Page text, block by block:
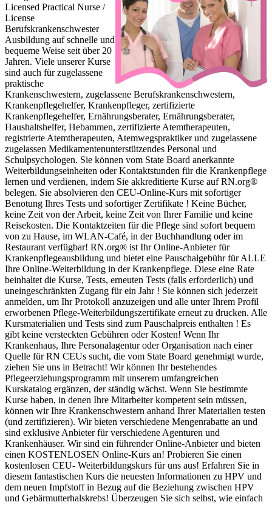
Licensed Practical Nurse /
License
Berufskrankenschwester
Ausbildung auf schnelle und
bequeme Weise seit über 20
Jahren. Viele unserer Kurse
sind auch für zugelassene
praktische
Krankenschwestern, zugelassene Berufskrankenschwestern,
Krankenpflegehelfer, Krankenpfleger, zertifizierte
Krankenpflegehelfer, Ernährungsberater, Ernährungsberater,
Haushaltshelfer, Hebammen, zertifizierte Atemtherapeuten,
registrierte Atemtherapeuten, Atemwegspraktiker und zugelassene
zugelassen Medikamentenunterstützendes Personal und
Schulpsychologen. Sie können vom State Board anerkannte
Weiterbildungseinheiten oder Kontaktstunden für die Krankenpflege
lernen und verdienen, indem Sie akkreditierte Kurse auf RN.org®
belegen. Sie absolvieren den CEU-Online-Kurs mit sofortiger
Benotung Ihres Tests und sofortiger Zertifikate ! Keine Bücher,
keine Zeit von der Arbeit, keine Zeit von Ihrer Familie und keine
Reisekosten. Die Kontaktzeiten für die Pflege sind sofort bequem
von zu Hause, im WLAN-Café, in der Buchhandlung oder im
Restaurant verfügbar! RN.org® ist Ihr Online-Anbieter für
Krankenpflegeausbildung und bietet eine Pauschalgebühr für ALLE
Ihre Online-Weiterbildung in der Krankenpflege. Diese eine Rate
beinhaltet die Kurse, Tests, erneuten Tests (falls erforderlich) und
uneingeschränkten Zugang für ein Jahr ! Sie können sich jederzeit
anmelden, um Ihr Protokoll anzuzeigen und alle unter Ihrem Profil
erworbenen Pflege-Weiterbildungszertifikate erneut zu drucken. Alle
Kursmaterialien und Tests sind zum Pauschalpreis enthalten ! Es
gibt keine versteckten Gebühren oder Kosten! Wenn Ihr
Krankenhaus, Ihre Personalagentur oder Organisation nach einer
Quelle für RN CEUs sucht, die vom State Board genehmigt wurde,
ziehen Sie uns in Betracht! Wir können Ihr bestehendes
Pflegeerziehungsprogramm mit unserem umfangreichen
Kurskatalog ergänzen, der ständig wächst. Wenn Sie bestimmte
Kurse haben, in denen Ihre Mitarbeiter kompetent sein müssen,
können wir Ihre Krankenschwestern anhand Ihrer Materialien testen
(und zertifizieren). Wir bieten verschiedene Mengenrabatte an und
sind exklusive Anbieter für verschiedene Agenturen und
Krankenhäuser. Wir sind ein führender Online-Anbieter und bieten
einen KOSTENLOSEN Online-Kurs an! Probieren Sie einen
kostenlosen CEU- Weiterbildungskurs für uns aus! Erfahren Sie in
diesem fantastischen Kurs die neuesten Informationen zu HPV und
dem neuen Impfstoff in Bezug auf die Beziehung zwischen HPV
und Gebärmutterhalskrebs! Überzeugen Sie sich selbst, wie einfach